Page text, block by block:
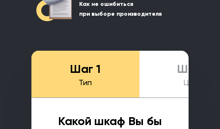
Как не ошибиться
при выборе производителя
Шаг 1
Тип
Шаг 2
Цена
Какой шкаф Вы бы